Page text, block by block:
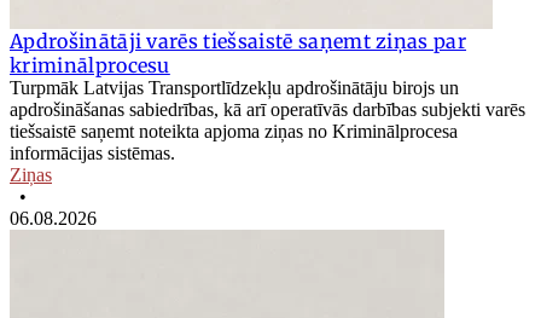
Apdrošinātāji varēs tiešsaistē saņemt ziņas par
kriminālprocesu
Turpmāk Latvijas Transportlīdzekļu apdrošinātāju birojs un
apdrošināšanas sabiedrības, kā arī operatīvās darbības subjekti varēs
tiešsaistē saņemt noteikta apjoma ziņas no Kriminālprocesa
informācijas sistēmas.
Ziņas
•
06.08.2026